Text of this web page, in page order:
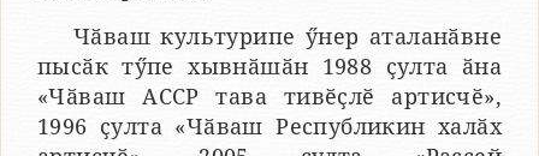
Чӑваш культурипе ӳнер аталанӑвне
пысӑк тӳпе хывнӑшӑн 1988 ҫулта ӑна
«Чӑваш АССР тава тивӗҫлӗ артисчӗ»,
1996 ҫулта «Чӑваш Республикин халӑх